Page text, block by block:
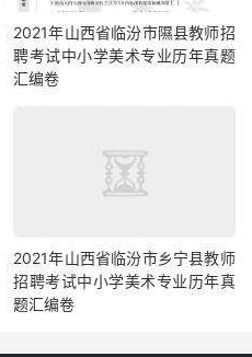
2021年山西省临汾市隰县教师招
聘考试中小学美术专业历年真题
汇编卷
2021年山西省临汾市乡宁县教师
招聘考试中小学美术专业历年真
题汇编卷